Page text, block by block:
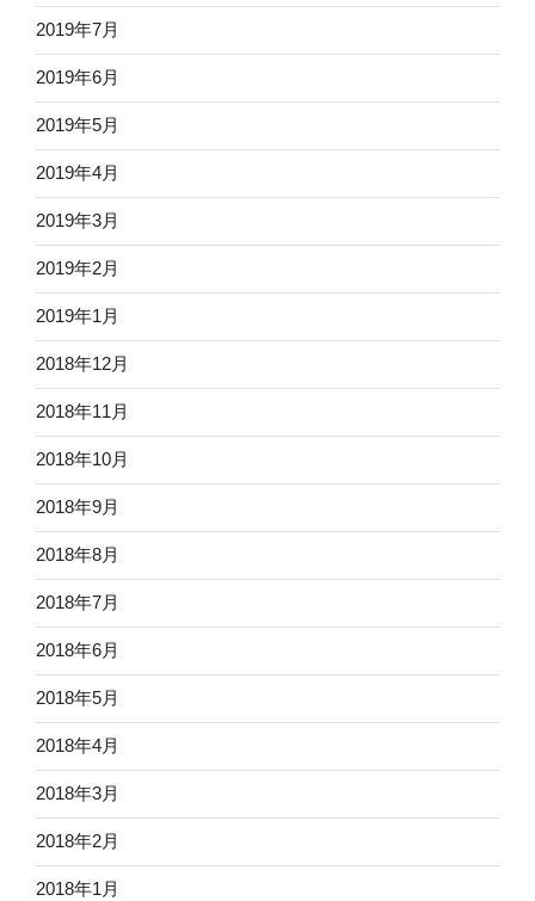
2019年7月
2019年6月
2019年5月
2019年4月
2019年3月
2019年2月
2019年1月
2018年12月
2018年11月
2018年10月
2018年9月
2018年8月
2018年7月
2018年6月
2018年5月
2018年4月
2018年3月
2018年2月
2018年1月